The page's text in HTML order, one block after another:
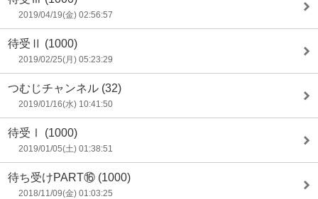
2019/04/19(金) 02:56:57
待受Ⅱ (1000)
2019/02/25(月) 05:23:29
つむじチャンネル (32)
2019/01/16(水) 10:41:50
待受Ⅰ (1000)
2019/01/05(土) 01:38:51
待ち受けPART⑯ (1000)
2018/11/09(金) 01:03:25